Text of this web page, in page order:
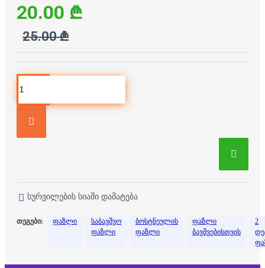
20.00 ₾
25.00 ₾
სურვილების სიაში დამატება
თეგები: ფაზლი
საბავშვო
ფაზლი
ბოსტნეულის
ფაზლი
ფაზლი
ბავშვებისთვის
2